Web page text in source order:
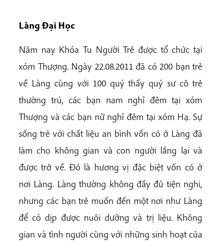
Làng Đại Học
Năm nay Khóa Tu Người Trẻ được tổ chức tại
xóm Thượng. Ngày 22.08.2011 đã có 200 bạn trẻ
về Làng cùng với 100 quý thầy quý sư cô trẻ
thường trú, các bạn nam nghỉ đêm tại xóm
Thượng và các bạn nữ nghỉ đêm tại xóm Hạ. Sự
sống trẻ với chất liệu an bình vốn có ở Làng đã
làm cho không gian và con người lắng lại và
được trở về. Đó là hương vị đặc biệt vốn có ở
nơi Làng. Làng thường không đầy đủ tiện nghi,
nhưng các bạn trẻ muốn đến một nơi như Làng
để có dịp được nuôi dưỡng và trị liệu. Không
gian và tình người cùng với những sinh hoạt của